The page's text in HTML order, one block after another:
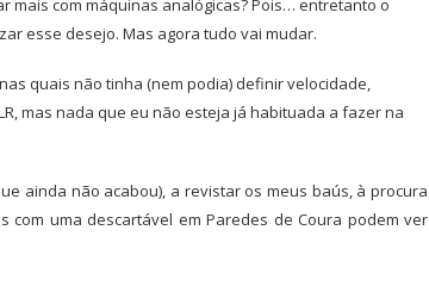
mais com máquinas analógicas? Pois… entretanto o
esse desejo. Mas agora tudo vai mudar.
quais não tinha (nem podia) definir velocidade,
mas nada que eu não esteja já habituada a fazer na
ainda não acabou), a revistar os meus baús, à procura
com uma descartável em Paredes de Coura podem ver